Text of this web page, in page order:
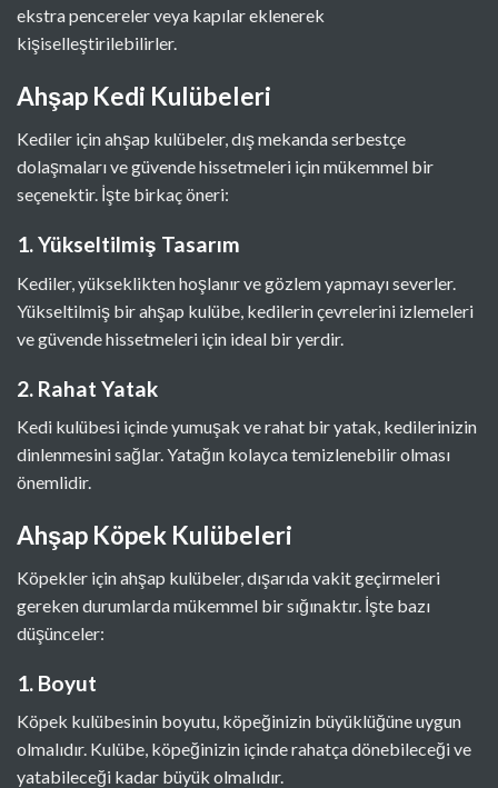
ekstra pencereler veya kapılar eklenerek
kişiselleştirilebilirler.
Ahşap Kedi Kulübeleri
Kediler için ahşap kulübeler, dış mekanda serbestçe
dolaşmaları ve güvende hissetmeleri için mükemmel bir
seçenektir. İşte birkaç öneri:
1. Yükseltilmiş Tasarım
Kediler, yükseklikten hoşlanır ve gözlem yapmayı severler.
Yükseltilmiş bir ahşap kulübe, kedilerin çevrelerini izlemeleri
ve güvende hissetmeleri için ideal bir yerdir.
2. Rahat Yatak
Kedi kulübesi içinde yumuşak ve rahat bir yatak, kedilerinizin
dinlenmesini sağlar. Yatağın kolayca temizlenebilir olması
önemlidir.
Ahşap Köpek Kulübeleri
Köpekler için ahşap kulübeler, dışarıda vakit geçirmeleri
gereken durumlarda mükemmel bir sığınaktır. İşte bazı
düşünceler:
1. Boyut
Köpek kulübesinin boyutu, köpeğinizin büyüklüğüne uygun
olmalıdır. Kulübe, köpeğinizin içinde rahatça dönebileceği ve
yatabileceği kadar büyük olmalıdır.